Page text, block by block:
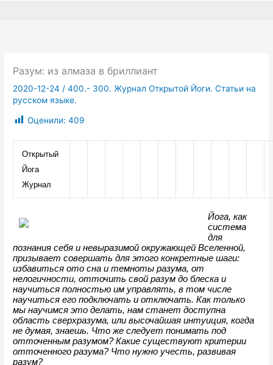
Разум: из алмаза в бриллиант
2020-12-24 /400.- 300. Журнал Открытой Йоги. Статьи на
русском языке.
Оценили: 409
Открытый
Йога
Журнал
Йога, как
система
для
познания себя и невыразимой окружающей Вселенной,
призывает совершать для этого конкретные шаги:
избавиться ото сна и темноты разума, от
нелогичности, отточить свой разум до блеска и
научиться полностью им управлять, в том числе
научиться его подключать и отключать. Как только
мы научимся это делать, нам станет доступна
область сверхразума, или высочайшая интуиция, когда
не думая, знаешь. Что же следует понимать под
отточенным разумом? Какие существуют критерии
отточенного разума? Что нужно учесть, развивая
разум?